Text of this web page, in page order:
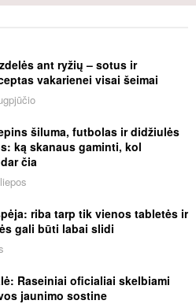
ant ryžių – sotus ir
vakarienei visai šeimai
šiluma, futbolas ir didžiulės
ką skanaus gaminti, kol
čia
riba tarp tik vienos tabletės ir
gali būti labai slidi
Raseiniai oficialiai skelbiami
jaunimo sostine